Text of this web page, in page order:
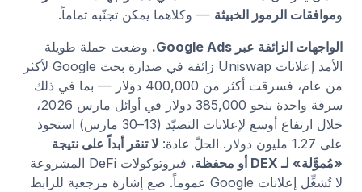
وموافقات الرموز الخبيثة — وكلاهما يمكن تجنّبه تماماً.
الواجهات الزائفة عبر Google Ads.
وضعت حملة طويلة
الأمد إعلانات Uniswap زائفة في صدارة بحث Google لأكثر
من عام، فسرقت أكثر من 400,000 دولار — بما في ذلك
سرقة واحدة بنحو 385,000 دولار في أوائل مارس 2026،
خلال ارتفاع أوسع لإعلانات التصيّد (13–30 مارس) استحوذ
على 1.27 مليون دولار. الحلّ عادة:
لا تنقر أبداً على نتيجة
«مُموَّلة» لـ DEX أو محفظة.
فبروتوكولات DeFi المشروعة
لا تُشغِّل إعلانات Google عموماً. ضع إشارة مرجعية للرابط